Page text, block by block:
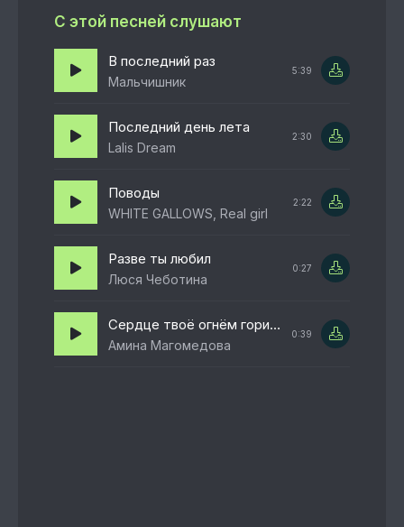
С этой песней слушают
В последний раз
Мальчишник
5:39
Последний день лета
Lalis Dream
2:30
Поводы
WHITE GALLOWS, Real girl
2:22
Разве ты любил
Люся Чеботина
0:27
Сердце твоё огнём горит и по мне болит
Амина Магомедова
0:39